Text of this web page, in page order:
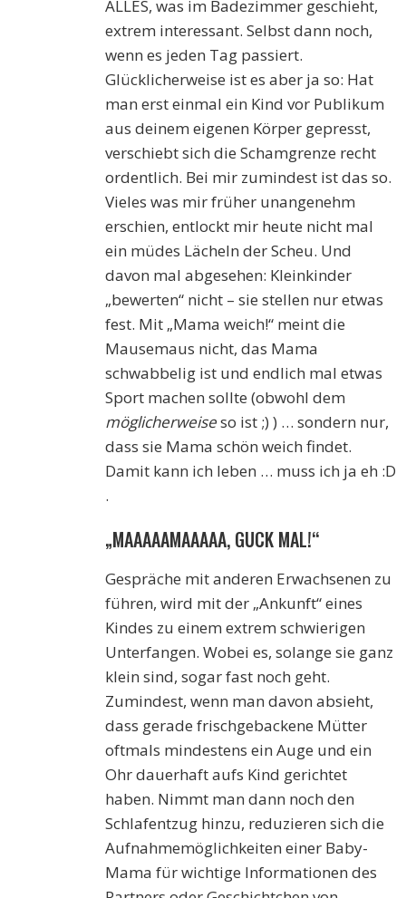
ALLES, was im Badezimmer geschieht,
extrem interessant. Selbst dann noch,
wenn es jeden Tag passiert.
Glücklicherweise ist es aber ja so: Hat
man erst einmal ein Kind vor Publikum
aus deinem eigenen Körper gepresst,
verschiebt sich die Schamgrenze recht
ordentlich. Bei mir zumindest ist das so.
Vieles was mir früher unangenehm
erschien, entlockt mir heute nicht mal
ein müdes Lächeln der Scheu. Und
davon mal abgesehen: Kleinkinder
„bewerten“ nicht – sie stellen nur etwas
fest. Mit „Mama weich!“ meint die
Mausemaus nicht, das Mama
schwabbelig ist und endlich mal etwas
Sport machen sollte (obwohl dem
möglicherweiseso ist ;) ) … sondern nur,
dass sie Mama schön weich findet.
Damit kann ich leben … muss ich ja eh :D
.
„MAAAAAMAAAAA, GUCK MAL!“
Gespräche mit anderen Erwachsenen zu
führen, wird mit der „Ankunft“ eines
Kindes zu einem extrem schwierigen
Unterfangen. Wobei es, solange sie ganz
klein sind, sogar fast noch geht.
Zumindest, wenn man davon absieht,
dass gerade frischgebackene Mütter
oftmals mindestens ein Auge und ein
Ohr dauerhaft aufs Kind gerichtet
haben. Nimmt man dann noch den
Schlafentzug hinzu, reduzieren sich die
Aufnahmemöglichkeiten einer Baby-
Mama für wichtige Informationen des